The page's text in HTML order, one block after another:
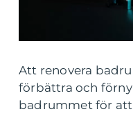
Att renovera
förbättra och
badrummet för